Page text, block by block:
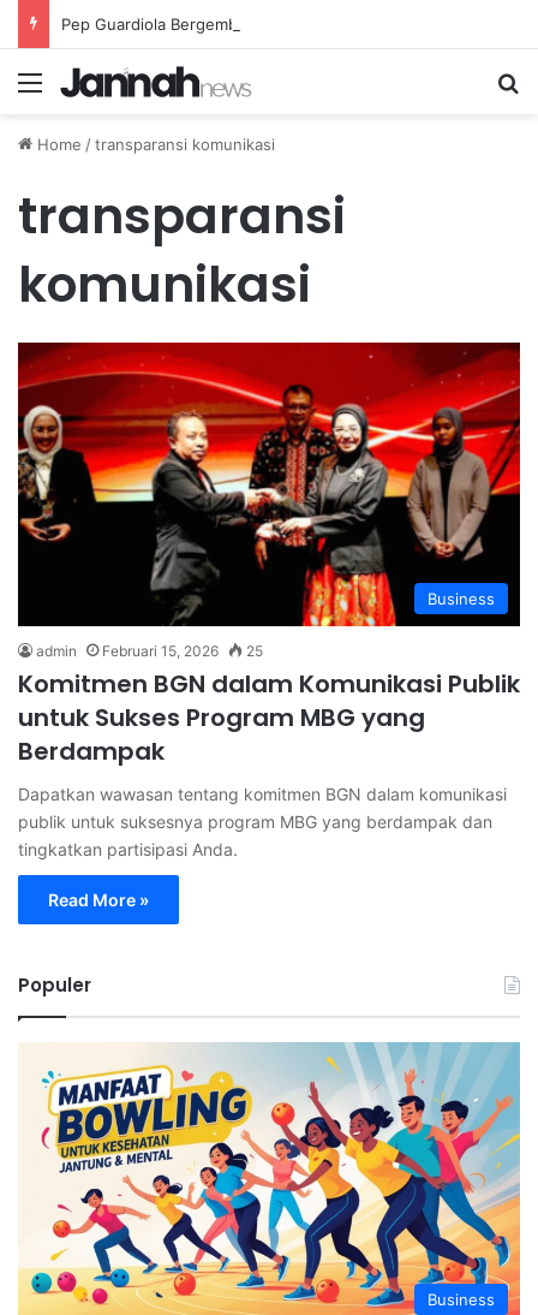
Menu
Home /transparansi komunikasi
transparansi
komunikasi
Business
admin Februari 15, 2026 25
Komitmen BGN dalam Komunikasi Publik
untuk Sukses Program MBG yang
Berdampak
Dapatkan wawasan tentang komitmen BGN dalam komunikasi
publik untuk suksesnya program MBG yang berdampak dan
tingkatkan partisipasi Anda.
Read More »
Populer
Business